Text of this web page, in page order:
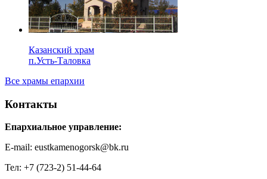
Казанский храм
п.Усть-Таловка
Все храмы епархии
Контакты
Епархиальное управление:
E-mail: eustkamenogorsk@bk.ru
Тел: +7 (723-2) 51-44-64